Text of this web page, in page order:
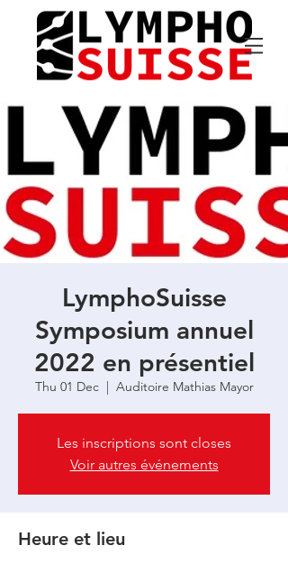
LymphoSuisse
Symposium annuel
2022 en présentiel
Thu 01 Dec
  |
Auditoire Mathias Mayor
Les inscriptions sont closes
Voir autres événements
Heure et lieu